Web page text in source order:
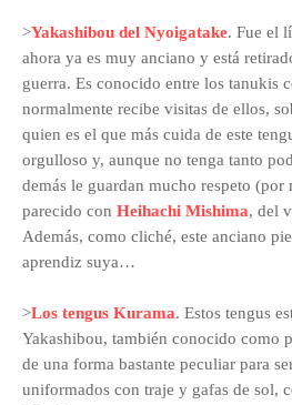
>Yakashibou del Nyoigatake. Fue el
ahora ya es muy anciano y está
guerra. Es conocido entre los tanukis
normalmente recibe visitas de ellos,
quien es el que más cuida de este
orgulloso y, aunque no tenga tanto
demás le guardan mucho respeto (por
parecido con Heihachi Mishima, del
Además, como cliché, este anciano
aprendiz suya…
>Los tengus Kurama. Estos tengus
Yakashibou, también conocido como
de una forma bastante peculiar para
uniformados con traje y gafas de sol,